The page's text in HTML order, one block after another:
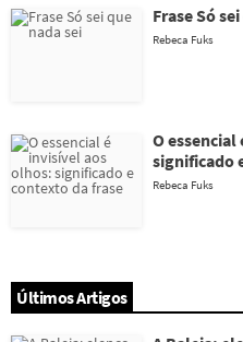
Frase Só
Rebeca Fuks
O
significado
Rebeca Fuks
Últimos Artigos